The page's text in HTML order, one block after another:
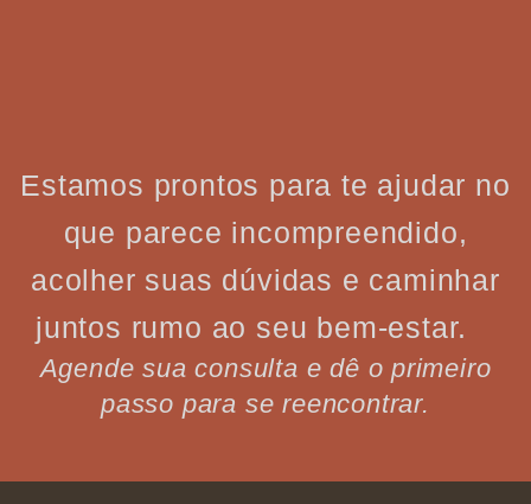
Estamos prontos para te ajudar no
que parece incompreendido,
acolher suas dúvidas e caminhar
juntos rumo ao seu bem-estar.
Agende sua consulta e dê o primeiro
passo para se reencontrar.